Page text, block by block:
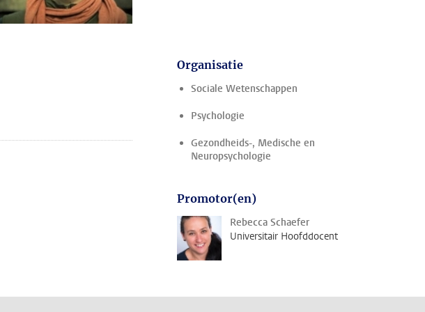
Organisatie
Sociale Wetenschappen
Psychologie
Gezondheids-, Medische en
Neuropsychologie
Promotor(en)
Rebecca Schaefer
Universitair Hoofddocent